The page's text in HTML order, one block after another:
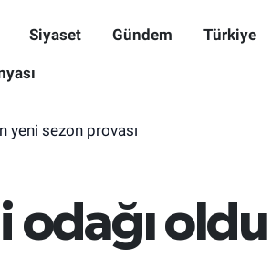
Siyaset Gündem Türkiye
yeni sezon provası
odağı oldu